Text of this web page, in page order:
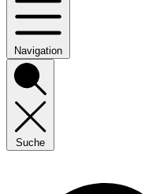
Navigation
Suche